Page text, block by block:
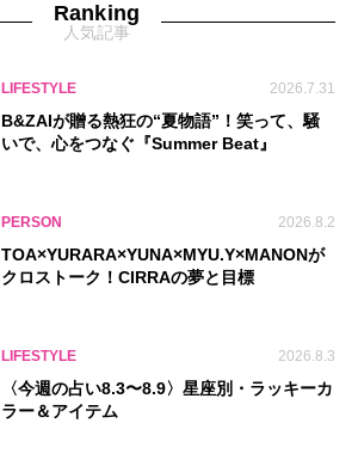
Ranking
人気記事
LIFESTYLE 2026.7.31
B&ZAIが贈る熱狂の“夏物語”！笑って、騒
いで、心をつなぐ『Summer Beat』
PERSON 2026.8.2
TOA×YURARA×YUNA×MYU.Y×MANONが
クロストーク！CIRRAの夢と目標
LIFESTYLE 2026.8.3
〈今週の占い8.3〜8.9〉星座別・ラッキーカ
ラー＆アイテム